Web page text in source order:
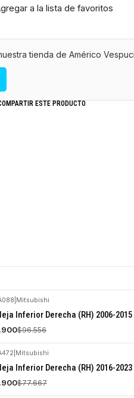
a la lista de favoritos
tienda de Américo
ESTE PRODUCTO
Mitsubishi
Inferior Derecha (RH) 2006-2015
$96.556
Mitsubishi
Inferior Derecha (RH) 2016-2023
$77.667